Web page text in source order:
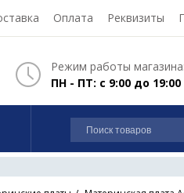
Оплата Реквизиты
Режим работы магазина:
ПН - ПТ: с 9:00 до 19:00